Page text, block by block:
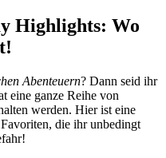
Highlights: Wo
Abenteuern? Dann seid ihr
eine ganze Reihe von
werden. Hier ist eine
die ihr unbedingt